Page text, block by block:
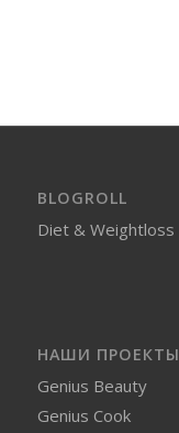
BLOGROLL
Diet & Weightloss
НАШИ ПРОЕКТЫ
Genius Beauty
Genius Cook